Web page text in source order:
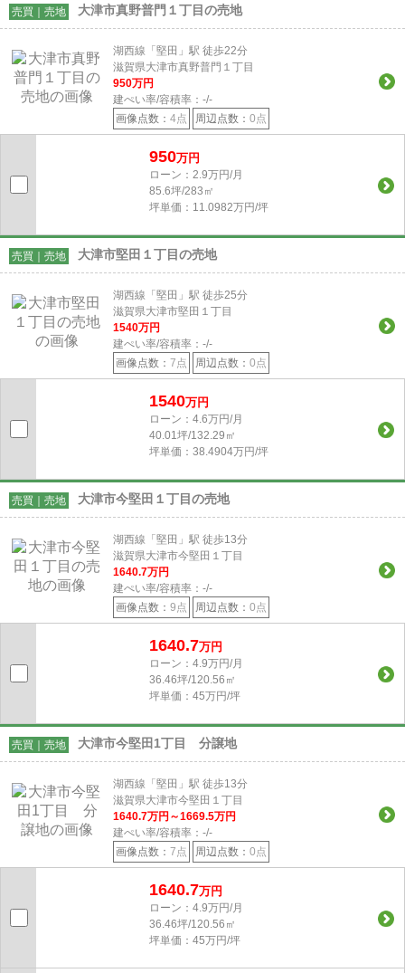
売買｜売地 大津市真野普門１丁目の売地
湖西線「堅田」駅 徒歩22分
滋賀県大津市真野普門１丁目
950万円
建ぺい率/容積率： -/-
画像点数： 4点 周辺点数： 0点
950万円
ローン：2.9万円/月
85.6坪/283㎡
坪単価：11.0982万円/坪
売買｜売地 大津市堅田１丁目の売地
湖西線「堅田」駅 徒歩25分
滋賀県大津市堅田１丁目
1540万円
建ぺい率/容積率： -/-
画像点数： 7点 周辺点数： 0点
1540万円
ローン：4.6万円/月
40.01坪/132.29㎡
坪単価：38.4904万円/坪
売買｜売地 大津市今堅田１丁目の売地
湖西線「堅田」駅 徒歩13分
滋賀県大津市今堅田１丁目
1640.7万円
建ぺい率/容積率： -/-
画像点数： 9点 周辺点数： 0点
1640.7万円
ローン：4.9万円/月
36.46坪/120.56㎡
坪単価：45万円/坪
売買｜売地 大津市今堅田1丁目 分譲地
湖西線「堅田」駅 徒歩13分
滋賀県大津市今堅田１丁目
1640.7万円～1669.5万円
建ぺい率/容積率： -/-
画像点数： 7点 周辺点数： 0点
1640.7万円
ローン：4.9万円/月
36.46坪/120.56㎡
坪単価：45万円/坪